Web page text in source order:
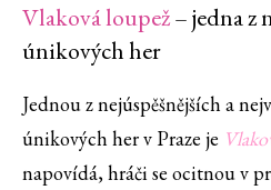
Vlaková loupež– jedna z
únikových her
Jednou z nejúspěšnějších a
únikových her v Praze je
napovídá, hráči se ocitnou v